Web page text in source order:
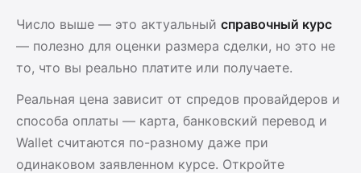
Число выше — это актуальный справочный курс
— полезно для оценки размера сделки, но это не
то, что вы реально платите или получаете.
Реальная цена зависит от спредов провайдеров и
способа оплаты — карта, банковский перевод и
Wallet считаются по-разному даже при
одинаковом заявленном курсе. Откройте